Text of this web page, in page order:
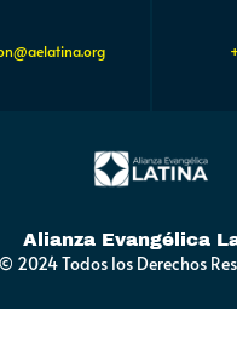
Alianza Evangélica
© 2024 Todos los Derechos